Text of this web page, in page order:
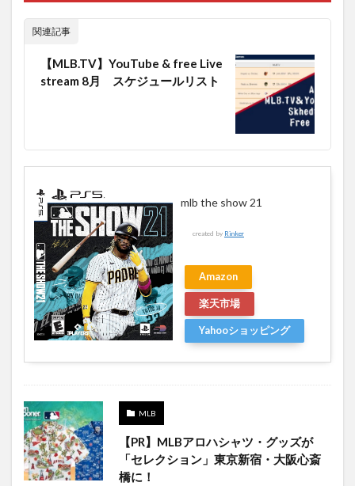
関連記事
【MLB.TV】YouTube & free Live
stream 8月 スケジュールリスト
mlb the show 21
created by Rinker
Amazon
楽天市場
Yahooショッピング
MLB
【PR】MLBアロハシャツ・グッズが
「セレクション」東京新宿・大阪心斎
橋に！